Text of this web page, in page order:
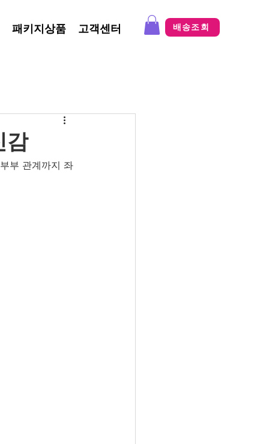
패키지상품 고객센터 배송조회
감
부 관계까지 좌